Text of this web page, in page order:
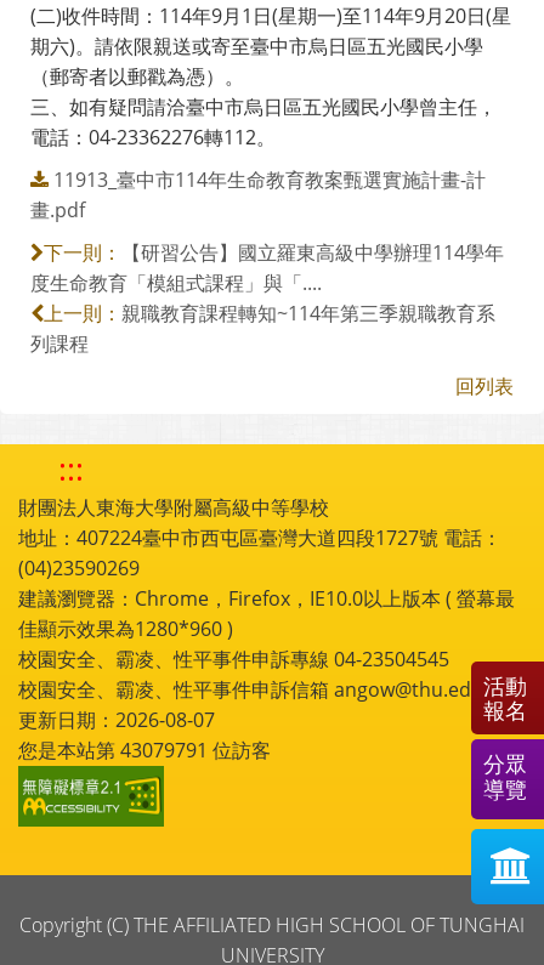
(二)收件時間：114年9月1日(星期一)至114年9月20日(星
期六)。請依限親送或寄至臺中市烏日區五光國民小學
（郵寄者以郵戳為憑）。
三、如有疑問請洽臺中市烏日區五光國民小學曾主任，
電話：04-23362276轉112。
11913_臺中市114年生命教育教案甄選實施計畫-計
畫.pdf
下一則：
【研習公告】國立羅東高級中學辦理114學年
度生命教育「模組式課程」與「....
上一則： 親職教育課程轉知~114年第三季親職教育系
列課程
回列表
:::
財團法人東海大學附屬高級中等學校
地址：407224臺中市西屯區臺灣大道四段1727號 電話：
(04)23590269
建議瀏覽器：Chrome，Firefox，IE10.0以上版本 ( 螢幕最
佳顯示效果為1280*960 )
校園安全、霸凌、性平事件申訴專線 04-23504545
校園安全、霸凌、性平事件申訴信箱 angow@thu.edu.tw
更新日期：2026-08-07
您是本站第43079791 位訪客
Copyright (C) THE AFFILIATED HIGH SCHOOL OF TUNGHAI
UNIVERSITY
活動
報名
分眾
導覽